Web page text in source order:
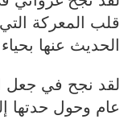
قلب المعركة
الحديث عنها
لقد نجح في جعل
عام وحول حدتها